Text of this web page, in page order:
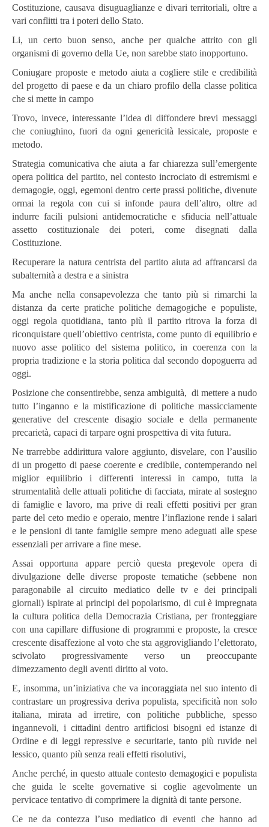
Costituzione, causava disuguaglianze e divari territoriali, oltre a
vari conflitti tra i poteri dello Stato.
Li, un certo buon senso, anche per qualche attrito con gli
organismi di governo della Ue, non sarebbe stato inopportuno.
Coniugare proposte e metodo aiuta a cogliere stile e credibilità
del progetto di paese e da un chiaro profilo della classe politica
che si mette in campo
Trovo, invece, interessante l’idea di diffondere brevi messaggi
che coniughino, fuori da ogni genericità lessicale, proposte e
metodo.
Strategia comunicativa che aiuta a far chiarezza sull’emergente
opera politica del partito, nel contesto incrociato di estremismi e
demagogie, oggi, egemoni dentro certe prassi politiche, divenute
ormai la regola con cui si infonde paura dell’altro, oltre ad
indurre facili pulsioni antidemocratiche e sfiducia nell’attuale
assetto costituzionale dei poteri, come disegnati dalla
Costituzione.
Recuperare la natura centrista del partito aiuta ad affrancarsi da
subalternità a destra e a sinistra
Ma anche nella consapevolezza che tanto più si rimarchi la
distanza da certe pratiche politiche demagogiche e populiste,
oggi regola quotidiana, tanto più il partito ritrova la forza di
riconquistare quell’obiettivo centrista, come punto di equilibrio e
nuovo asse politico del sistema politico, in coerenza con la
propria tradizione e la storia politica dal secondo dopoguerra ad
oggi.
Posizione che consentirebbe, senza ambiguità, di mettere a nudo
tutto l’inganno e la mistificazione di politiche massicciamente
generative del crescente disagio sociale e della permanente
precarietà, capaci di tarpare ogni prospettiva di vita futura.
Ne trarrebbe addirittura valore aggiunto, disvelare, con l’ausilio
di un progetto di paese coerente e credibile, contemperando nel
miglior equilibrio i differenti interessi in campo, tutta la
strumentalità delle attuali politiche di facciata, mirate al sostegno
di famiglie e lavoro, ma prive di reali effetti positivi per gran
parte del ceto medio e operaio, mentre l’inflazione rende i salari
e le pensioni di tante famiglie sempre meno adeguati alle spese
essenziali per arrivare a fine mese.
Assai opportuna appare perciò questa pregevole opera di
divulgazione delle diverse proposte tematiche (sebbene non
paragonabile al circuito mediatico delle tv e dei principali
giornali) ispirate ai principi del popolarismo, di cui è impregnata
la cultura politica della Democrazia Cristiana, per fronteggiare
con una capillare diffusione di programmi e proposte, la cresce
crescente disaffezione al voto che sta aggrovigliando l’elettorato,
scivolato progressivamente verso un preoccupante
dimezzamento degli aventi diritto al voto.
E, insomma, un’iniziativa che va incoraggiata nel suo intento di
contrastare un progressiva deriva populista, specificità non solo
italiana, mirata ad irretire, con politiche pubbliche, spesso
ingannevoli, i cittadini dentro artificiosi bisogni ed istanze di
Ordine e di leggi repressive e securitarie, tanto più ruvide nel
lessico, quanto più senza reali effetti risolutivi,
Anche perché, in questo attuale contesto demagogici e populista
che guida le scelte governative si coglie agevolmente un
pervicace tentativo di comprimere la dignità di tante persone.
Ce ne da contezza l’uso mediatico di eventi che hanno ad